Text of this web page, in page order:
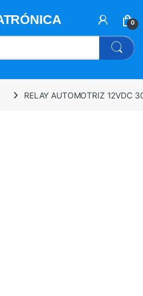
0
RELAY AUTOMOTRIZ 12VDC